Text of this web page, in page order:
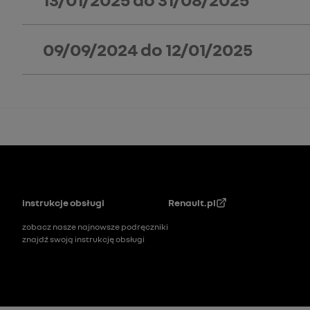
09/09/2024do12/01/2025
Stopka
instrukcje obsługi
zobacz nasze najnowsze podręczniki
znajdź swoją instrukcję obsługi
Renault.pl